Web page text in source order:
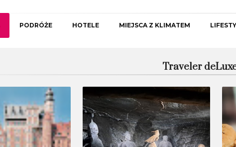
PODRÓŻE HOTELE MIEJSCA Z KLIMATEM
Traveler